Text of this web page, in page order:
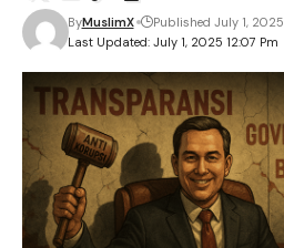
Last Updated: July 1, 2025 12:07 Pm
ByMuslimX Published July 1, 2025